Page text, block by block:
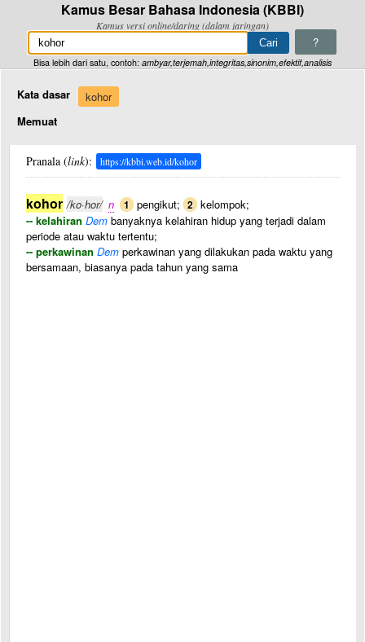
Kamus Besar Bahasa Indonesia (KBBI)
Kamus versi online/daring (dalam jaringan)
?
Bisa lebih dari satu, contoh: ambyar,terjemah,integritas,sinonim,efektif,analisis
Kata dasar
kohor
Memuat
Pranala (link): https://kbbi.web.id/kohor
kohor /ko·hor/ n 1 pengikut; 2 kelompok;
-- kelahiran Dem banyaknya kelahiran hidup yang terjadi dalam
periode atau waktu tertentu;
-- perkawinan Dem perkawinan yang dilakukan pada waktu yang
bersamaan, biasanya pada tahun yang sama